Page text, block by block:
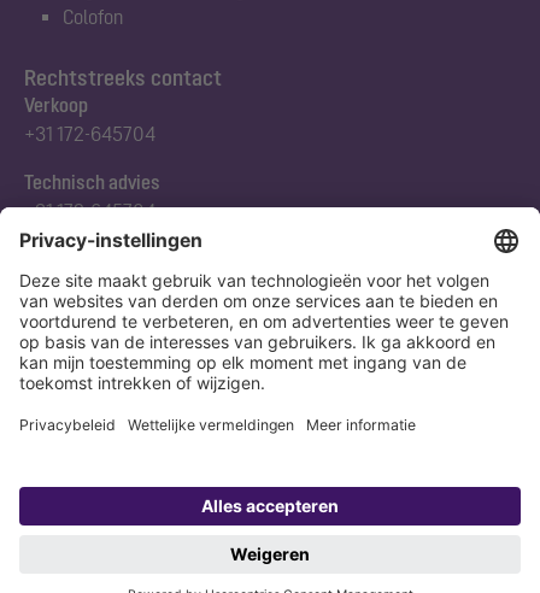
Rechtstreeks contact
Verkoop
+31 172-645704
Technisch advies
+31 172-645704
Abonneert u zich op onze nieuwsbrief
Nu aanmelden
Colofon
Copyright 1998-2026 KESSEL SE + Co. KG, Bahnhofstraße 31, 85101 Lenting,
Verklaring Colofon